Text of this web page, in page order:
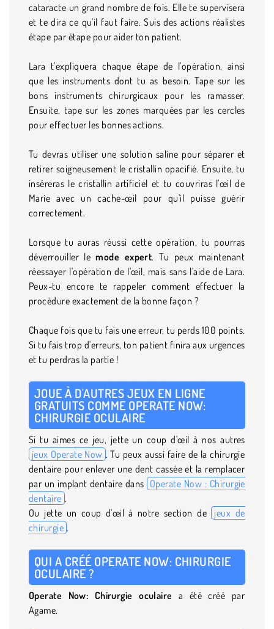
cataracte un grand nombre de fois. Elle te supervisera
et te dira ce qu'il faut faire. Suis des actions réalistes
étape par étape pour aider ton patient.
Lara t'expliquera chaque étape de l'opération, ainsi
que les instruments dont tu as besoin. Tape sur les
bons instruments chirurgicaux pour les ramasser.
Ensuite, tape sur les zones marquées par les cercles
pour effectuer les bonnes actions.
Tu devras utiliser une solution saline pour séparer et
retirer soigneusement le cristallin opacifié. Ensuite, tu
inséreras le cristallin artificiel et tu couvriras l'œil de
Marie avec un cache-œil pour qu'il puisse guérir
correctement.
Lorsque tu auras réussi cette opération, tu pourras
déverrouiller lemode expert. Tu peux maintenant
réessayer l'opération de l'œil, mais sans l'aide de Lara.
Peux-tu encore te rappeler comment effectuer la
procédure exactement de la bonne façon ?
Chaque fois que tu fais une erreur, tu perds 100 points.
Si tu fais trop d'erreurs, ton patient finira aux urgences
et tu perdras la partie !
JOUE À D'AUTRES JEUX EN LIGNE
GRATUITS COMME OPERATE NOW:
CHIRURGIE OCULAIRE
Si tu aimes ce jeu, jette un coup d'œil à nos autres
jeux Operate Now . Tu peux aussi faire de la chirurgie
dentaire pour enlever une dent cassée et la remplacer
par un implant dentaire dans Operate Now : Chirurgie
dentaire .
Ou jette un coup d'œil à notre section de jeux de
chirurgie .
QUI A CRÉÉ OPERATE NOW: CHIRURGIE
OCULAIRE ?
Operate Now: Chirurgie oculaire a été créé par
Agame.